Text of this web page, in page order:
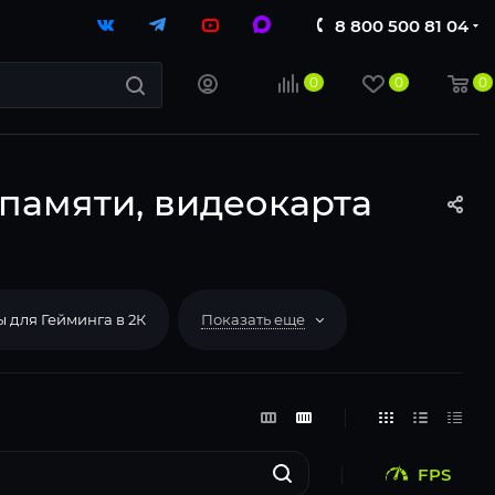
8 800 500 81 04
0 0 0
видеокарта
для Гейминга в 2К Показать еще
FPS